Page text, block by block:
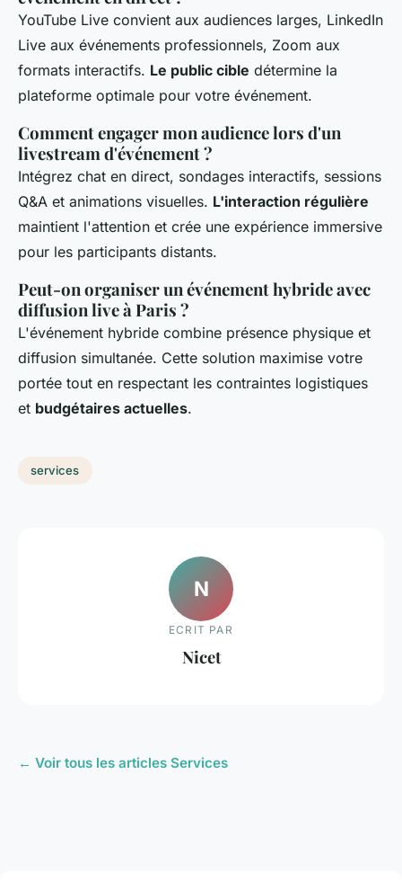
YouTube Live convient aux audiences larges, LinkedIn
Live aux événements professionnels, Zoom aux
formats interactifs. Le public cible détermine la
plateforme optimale pour votre événement.
Comment engager mon audience lors d'un
livestream d'événement ?
Intégrez chat en direct, sondages interactifs, sessions
Q&A et animations visuelles. L'interaction régulière
maintient l'attention et crée une expérience immersive
pour les participants distants.
Peut-on organiser un événement hybride avec
diffusion live à Paris ?
L'événement hybride combine présence physique et
diffusion simultanée. Cette solution maximise votre
portée tout en respectant les contraintes logistiques
et budgétaires actuelles.
services
N
ECRIT PAR
Nicet
← Voir tous les articles Services